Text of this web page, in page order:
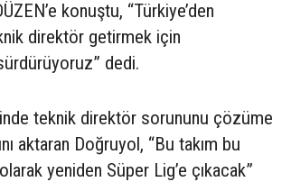
konuştu, “Türkiye’den
direktör getirmek için
sürdürüyoruz” dedi.
teknik direktör sorununu çözüme
aktaran Doğruyol, “Bu takım bu
yeniden Süper Lig’e çıkacak”